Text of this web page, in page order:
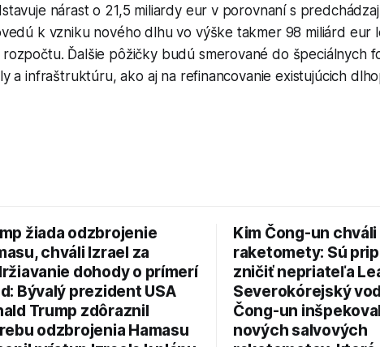
nárast o 21,5 miliardy eur v porovnaní s
k vzniku nového dlhu vo výške takmer 98 miliárd eur
Ďalšie pôžičky budú smerované do špeciálnych
a infraštruktúru, ako aj na refinancovanie existujúcich
žiada odzbrojenie
chváli Izrael za
dohody o prímerí
Bývalý prezident USA
Trump zdôraznil
odzbrojenia Hamasu
Kim Čong-un
raketomety: Sú
zničiť nepriateľa
Severokórejský
Čong-un
nových salvových